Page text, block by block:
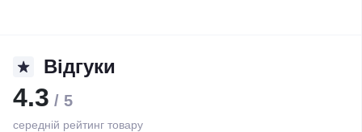
Відгуки
4.3 / 5
середній рейтинг товару